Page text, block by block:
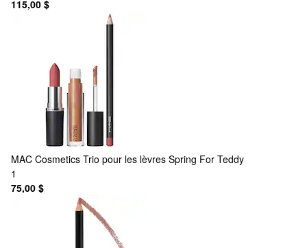
115,00 $
MAC Cosmetics Trio pour les lèvres Spring For Teddy
1
75,00 $